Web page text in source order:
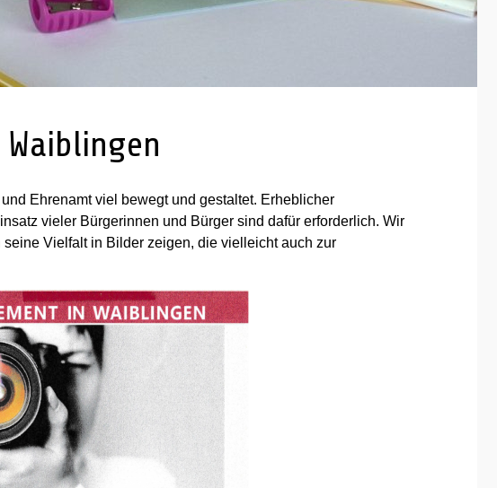
Ehrenamt viel bewegt und gestaltet. Erheblicher
vieler Bürgerinnen und Bürger sind dafür erforderlich. Wir
Vielfalt in Bilder zeigen, die vielleicht auch zur